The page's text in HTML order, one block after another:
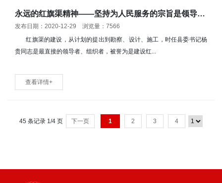
永远的红旗渠精神——坚持为人民服务的宗旨是领导干部干事创业的关键
发布日期：2020-12-29 浏览量：7566
红旗渠的建设，从计划的提出到勘察、设计、施工，时任县委书记杨
贵同志是最直接的领导者、组织者，被誉为是建设红...
查看详情+
45 条记录 1/4 页 下一页 1 2 3 4